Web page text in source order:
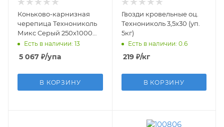
Коньково-карнизная
черепица Технониколь
Микс Серый 250х1000
мм (5м2, 20 п.м.)
Есть в наличии: 13
5 067 ₽/упа
В КОРЗИНУ
Гвозди кровельные оц.
Технониколь 3,5х30 (уп.
5кг)
Есть в наличии: 0.6
219₽/кг
В КОРЗИНУ